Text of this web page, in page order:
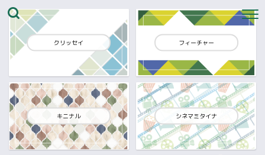
クリッセイ フィーチャー
キニナル シネマミタイナ